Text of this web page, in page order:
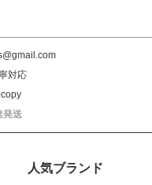
対応
発送
人気ブランド